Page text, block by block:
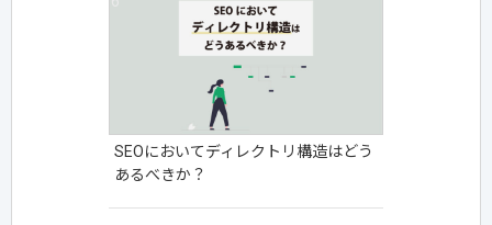
SEOにおいてディレクトリ構造はどう
あるべきか？